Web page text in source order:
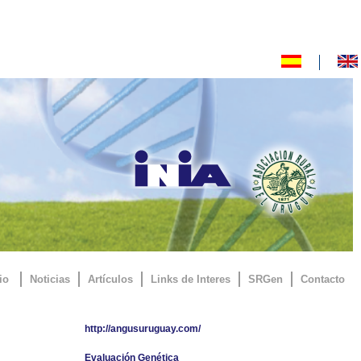
Noticias Artículos Links de Interes SRGen Contacto
http://angusuruguay.com/
Evaluación Genética